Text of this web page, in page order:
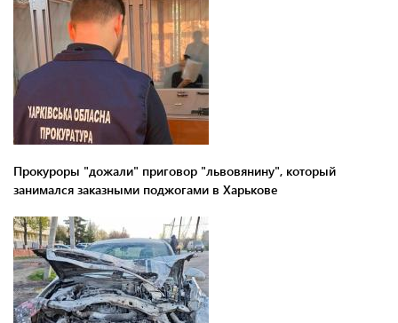
Прокуроры "дожали" приговор "львовянину", который
занимался заказными поджогами в Харькове